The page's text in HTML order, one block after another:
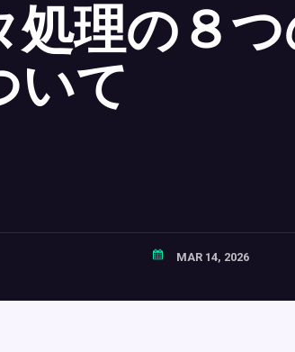
処理の８
いて
MAR 14, 2026